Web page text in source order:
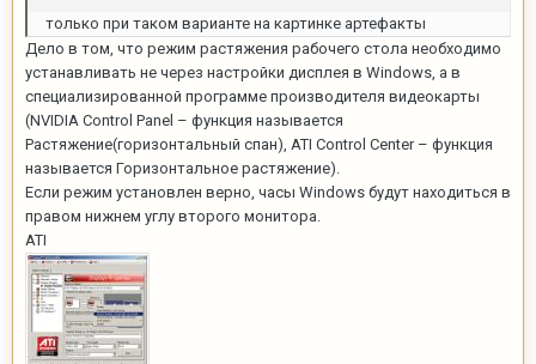
только при таком варианте на картинке артефакты
Дело в том, что режим растяжения рабочего стола необходимо
устанавливать не через настройки дисплея в Windows, а в
специализированной программе производителя видеокарты
(NVIDIA Control Panel – функция называется
Растяжение(горизонтальный спан), ATI Control Center – функция
называется Горизонтальное растяжение).
Если режим установлен верно, часы Windows будут находиться в
правом нижнем углу второго монитора.
ATI